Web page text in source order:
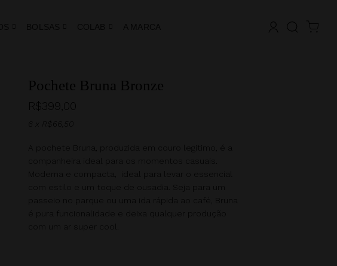
Pochete Bruna Bronze
R$ 399,00
6 x R$
A pochete Bruna, produzida em couro legitimo, é a
companheira ideal para os momentos casuais.
Moderna e compacta, ideal para levar o essencial
com estilo e um toque de ousadia. Seja para um
passeio no parque ou uma ida rápida ao café, Bruna
é pura funcionalidade e deixa qualquer produção
com um ar super cool.